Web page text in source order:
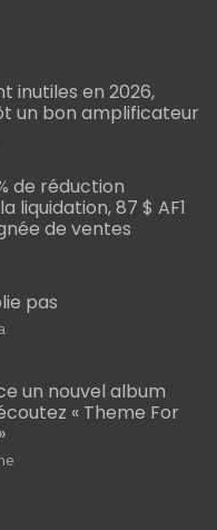
inutiles en 2026,
un bon amplificateur
de réduction
liquidation, 87 $ AF1
de ventes
pas
un nouvel album
« Theme For